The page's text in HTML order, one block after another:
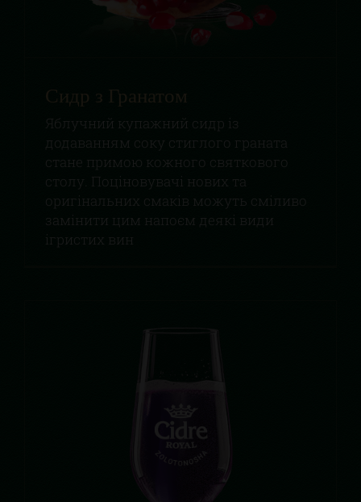
Яблучний купажний сидр із
додаванням соку стиглого граната
стане примою кожного святкового
столу. Поціновувачі нових та
оригінальних смаків можуть сміливо
замінити цим напоєм деякі види
ігристих вин